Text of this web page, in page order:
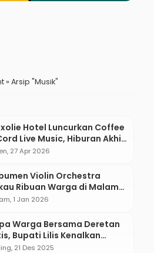
» Arsip "Musik"
Hotel Luncurkan Coffee
Live Music, Hiburan Akhir
dengan Konsep Garden
27 Apr 2026
Violin Orchestra
Ribuan Warga di Malam
Akhir Tahun
1 Jan 2026
Warga Bersama Deretan
Bupati Lilis Kenalkan
Menganti sebagai
21 Des 2025